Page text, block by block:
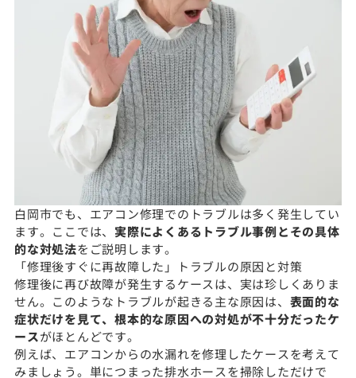
白岡市でも、エアコン修理でのトラブルは多く発生してい
ます。ここでは、 実際によくあるトラブル事例とその具体
的な対処法をご説明します。
「修理後すぐに再故障した」トラブルの原因と対策
修理後に再び故障が発生するケースは、実は珍しくありま
せん。このようなトラブルが起きる主な原因は、 表面的な
症状だけを見て、根本的な原因への対処が不十分だったケ
ースがほとんどです。
例えば、エアコンからの水漏れを修理したケースを考えて
みましょう。単につまった排水ホースを掃除しただけで